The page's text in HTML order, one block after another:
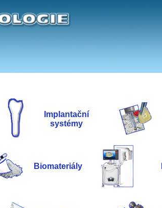
Implantační
systémy
Biomateriály